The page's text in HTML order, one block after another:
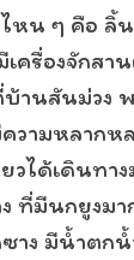
น ๆ คือ ลิ้น
ครื่องจักสา
านสันม่วง
วามหลากห
วได้เดินทา
ที่มีนกยูงม
าง มีน้ำตกน้